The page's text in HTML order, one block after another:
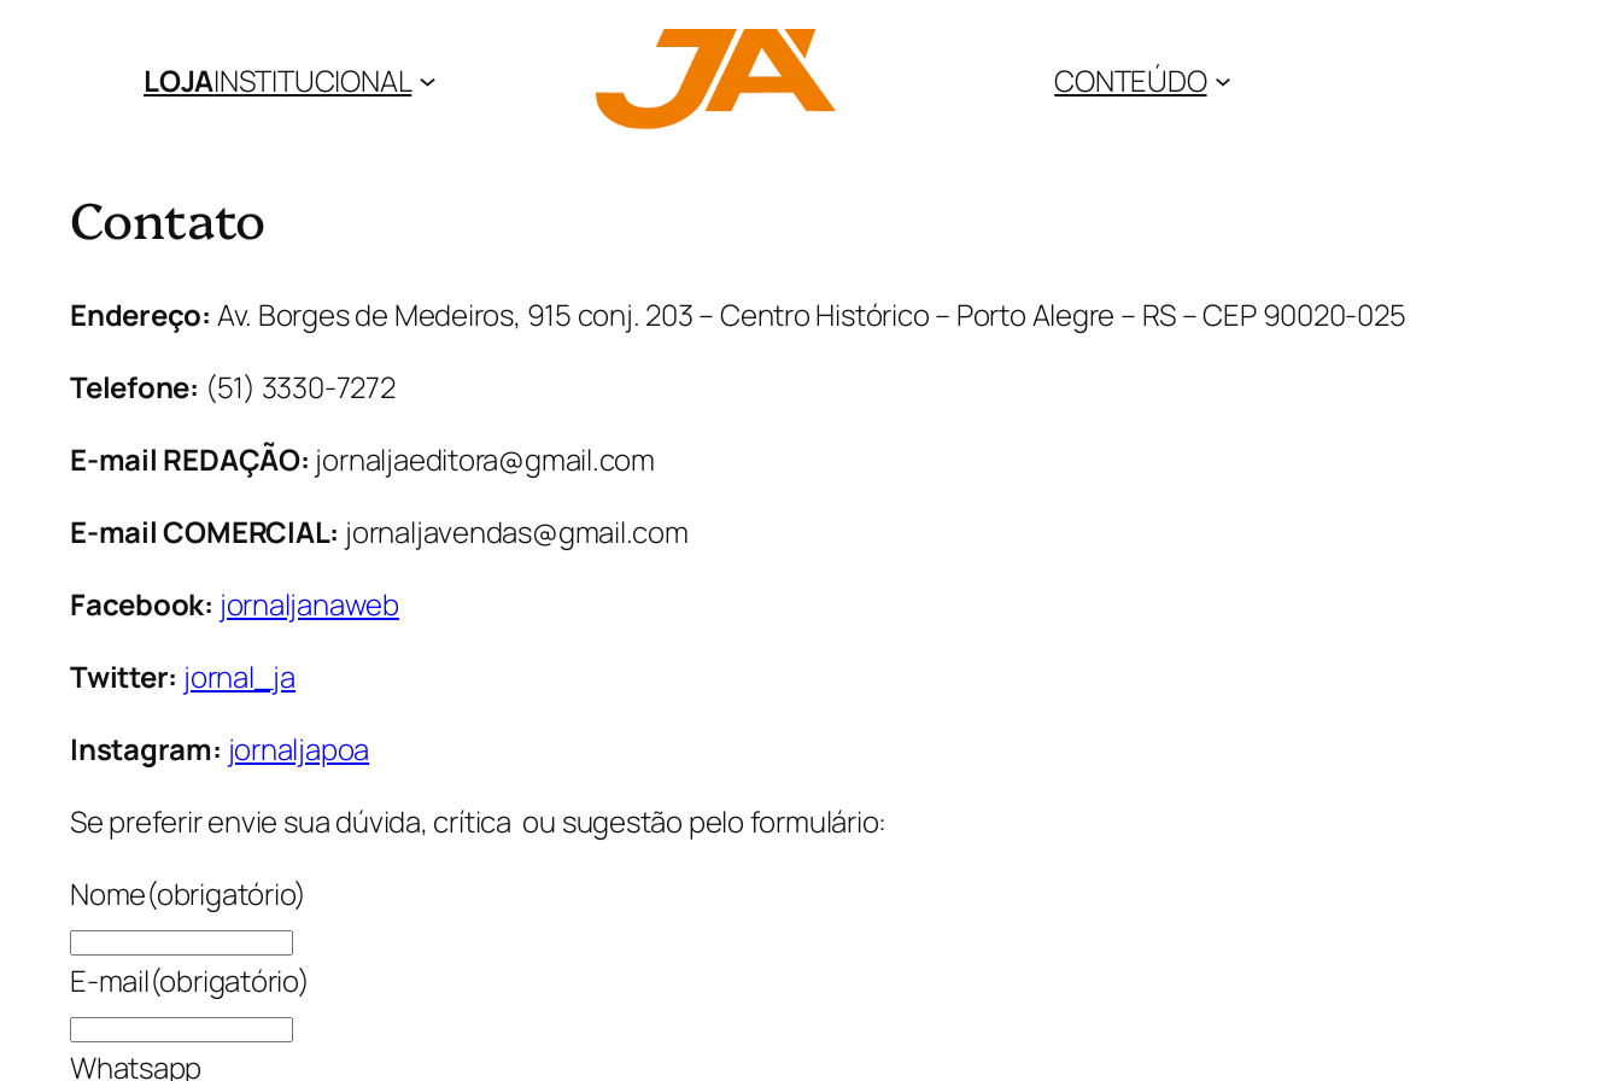
LOJAINSTITUCIONAL CONTEÚDO
Contato
Endereço: Av. Borges de Medeiros, 915 conj. 203 – Centro Histórico – Porto Alegre – RS – CEP 90020-025
Telefone: (51) 3330-7272
E-mail REDAÇÃO: jornaljaeditora@gmail.com
E-mail COMERCIAL: jornaljavendas@gmail.com
Facebook: jornaljanaweb
Twitter: jornal_ja
Instagram: jornaljapoa
Se preferir envie sua dúvida, crítica ou sugestão pelo formulário:
Nome(obrigatório)
E-mail(obrigatório)
Whatsapp